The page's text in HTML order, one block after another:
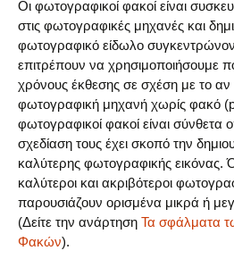
Οι φωτογραφικοί φακοί είναι
στις φωτογραφικές μηχανές και
φωτογραφικό είδωλο
επιτρέπουν να χρησιμοποιήσουμε
χρόνους έκθεσης σε σχέση με το
φωτογραφική μηχανή χωρίς φακό
φωτογραφικοί φακοί είναι σύνθετα
σχεδίαση τους έχει σκοπό την
καλύτερης φωτογραφικής εικόνας.
καλύτεροι και ακριβότεροι
παρουσιάζουν ορισμένα μικρά ή
(Δείτε την ανάρτηση Τα σφάλματα
Φακών).